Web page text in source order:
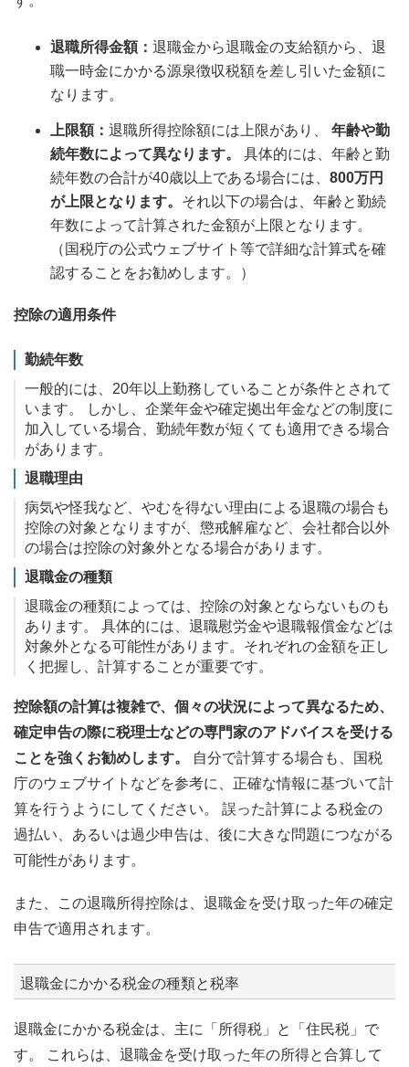
退職所得金額： 退職金から退職金の支給額から、退
職一時金にかかる源泉徴収税額を差し引いた金額に
なります。
上限額： 退職所得控除額には上限があり、
年齢や勤
続年数によって異なります。
具体的には、年齢と勤
続年数の合計が40歳以上である場合には、 800万円
が上限となります。 それ以下の場合は、年齢と勤続
年数によって計算された金額が上限となります。
（国税庁の公式ウェブサイト等で詳細な計算式を確
認することをお勧めします。）
控除の適用条件
勤続年数
一般的には、20年以上勤務していることが条件とされて
います。 しかし、企業年金や確定拠出年金などの制度に
加入している場合、勤続年数が短くても適用できる場合
があります。
退職理由
病気や怪我など、やむを得ない理由による退職の場合も
控除の対象となりますが、懲戒解雇など、会社都合以外
の場合は控除の対象外となる場合があります。
退職金の種類
退職金の種類によっては、控除の対象とならないものも
あります。 具体的には、退職慰労金や退職報償金などは
対象外となる可能性があります。それぞれの金額を正し
く把握し、計算することが重要です。
控除額の計算は複雑で、個々の状況によって異なるため、
確定申告の際に税理士などの専門家のアドバイスを受ける
ことを強くお勧めします。
自分で計算する場合も、国税
庁のウェブサイトなどを参考に、正確な情報に基づいて計
算を行うようにしてください。 誤った計算による税金の
過払い、あるいは過少申告は、後に大きな問題につながる
可能性があります。
また、この退職所得控除は、退職金を受け取った年の確定
申告で適用されます。
退職金にかかる税金の種類と税率
退職金にかかる税金は、主に「所得税」と「住民税」で
す。 これらは、退職金を受け取った年の所得と合算して